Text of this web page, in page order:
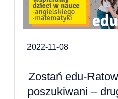
2022-11-08
Zostań edu-
poszukiwani –